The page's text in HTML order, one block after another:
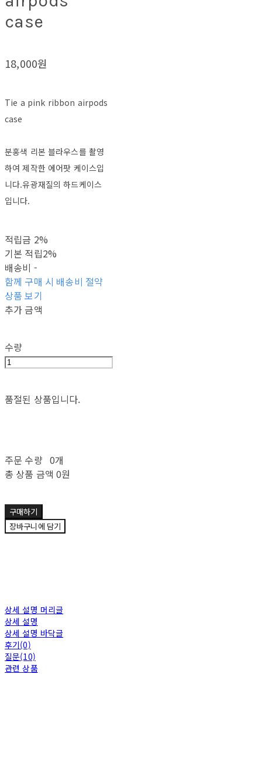
case
18,000원
Tie a pink ribbon airpods
case
분홍색 리본 블라우스를 촬영
하여 제작한 에어팟 케이스입
니다.유광재질의 하드케이스
입니다.
적립금 2%
기본 적립2%
배송비 -
함께 구매 시 배송비 절약
상품 보기
추가 금액
수량
품절된 상품입니다.
주문 수량 0개
총 상품 금액 0원
구매하기
장바구니에 담기
상세 설명 머리글
상세 설명
상세 설명 바닥글
후기(0)
질문(10)
관련 상품